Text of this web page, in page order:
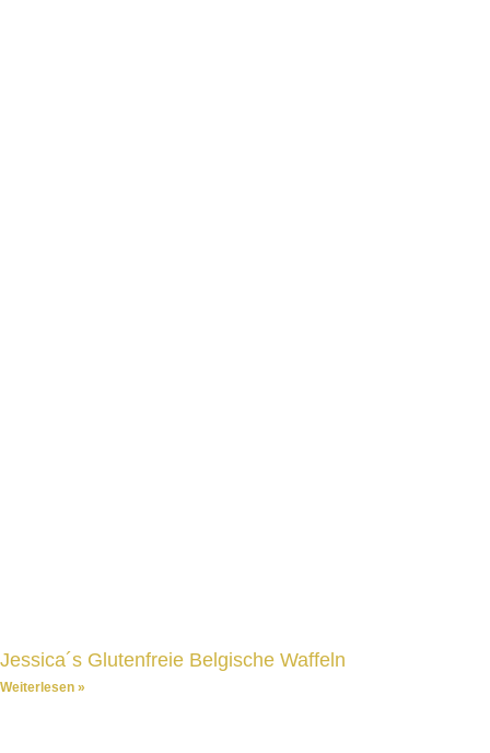
Jessica´s Glutenfreie Belgische Waffeln
Weiterlesen »